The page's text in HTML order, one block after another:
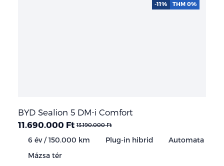
BYD Sealion 5 DM-i Comfort
11.690.000 Ft 13.190.000 Ft
6 év / 150.000 km Plug-in hibrid
Automata
Mázsa tér
-11% THM 0%